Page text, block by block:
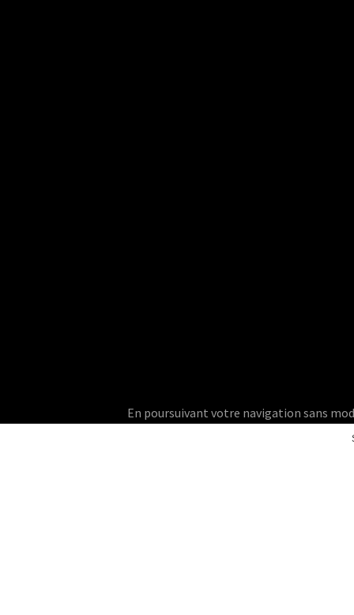
En poursuivant votre navigation sans